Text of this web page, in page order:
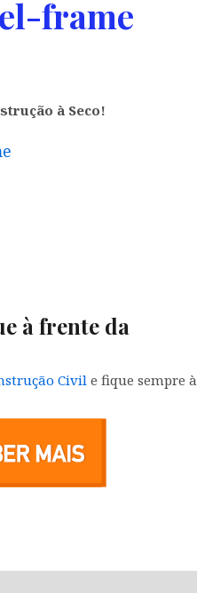
frame
à Seco!
à frente da
Civil e fique sempre à